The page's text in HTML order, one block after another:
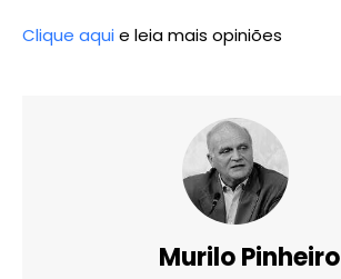
Clique aquie leia mais opiniões
Murilo Pinheiro